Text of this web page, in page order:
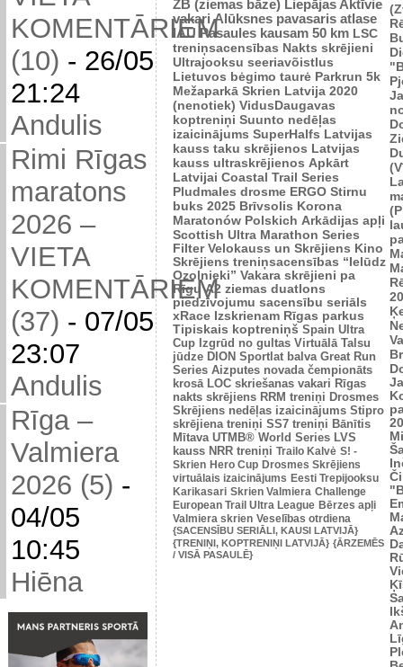
KOMENTĀRIEM
(10) - 26/05
21:24
Andulis
Rimi Rīgas
maratons
2026 –
VIETA
KOMENTĀRIEM
(37) - 07/05
23:07
Andulis
Rīga –
Valmiera
2026 (5) -
04/05
10:45
Hiēna
ZB (ziemas bāze) Liepājas Aktīvie
vakari Alūksnes pavasaris atlase
IAU Pasaules kausam 50 km LSC
treniņsacensības Nakts skrējieni
Ultrajooksu seeriavõistlus
Lietuvos bėgimo taurė Parkrun 5k
Mežaparkā Skrien Latvija 2020
(nenotiek) VidusDaugavas
koptreniņi Suunto nedēļas
izaicinājums SuperHalfs Latvijas
kauss taku skrējienos Latvijas
kauss ultraskrējienos Apkārt
Latvijai Coastal Trail Series
Pludmales drosme ERGO Stirnu
buks 2025 Brīvsolis Korona
Maratonów Polskich Arkādijas apļi
Scottish Ultra Marathon Series
Filter Velokauss un Skrējiens Kino
Skrējiens treniņsacensības “Ielūdz
Ozolnieki” Vakara skrējieni pa
Rīgu A2 ziemas duatlons
piedzīvojumu sacensību seriāls
xRace Izskrienam Rīgas parkus
Tipiskais koptreniņš Spain Ultra
Cup Izgrūd no gultas Virtuālā Talsu
jūdze DION Sportlat balva Great Run
Series Aizputes novada čempionāts
krosā LOC skriešanas vakari Rīgas
nakts skrējiens RRM treniņi Drosmes
Skrējiens nedēļas izaicinājums Stipro
skrējiena treniņi SS7 treniņi Bānītis
Mītava UTMB® World Series LVS
kauss NRR treniņi Trailo Kalvė S! -
Skrien Hero Cup Drosmes Skrējiens
virtuālais izaicinājums Eesti Trepijooksu
Karikasari Skrien Valmiera Challenge
European Trail Ultra League Bērzes apļi
Valmiera skrien Veselības otrdiena
{SACENSĪBU SERIĀLI, KAUSI LATVIJĀ}
{TRENIŅI, KOPTRENIŅI LATVIJĀ} {ĀRZEMĒS
/ VISĀ PASAULĒ}